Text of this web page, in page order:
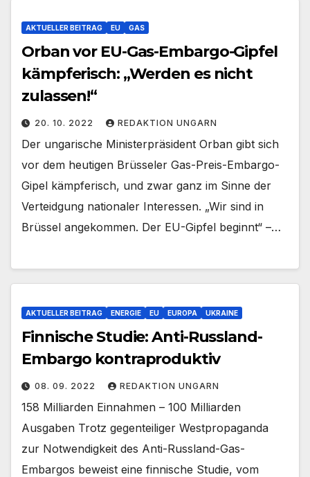
AKTUELLER BEITRAG EU GAS
Orban vor EU-Gas-Embargo-Gipfel
kämpferisch: „Werden es nicht
zulassen!“
20. 10. 2022 REDAKTION UNGARN
Der ungarische Ministerpräsident Orban gibt sich
vor dem heutigen Brüsseler Gas-Preis-Embargo-
Gipel kämpferisch, und zwar ganz im Sinne der
Verteidgung nationaler Interessen. „Wir sind in
Brüssel angekommen. Der EU-Gipfel beginnt“ –…
AKTUELLER BEITRAG ENERGIE EU EUROPA UKRAINE
Finnische Studie: Anti-Russland-
Embargo kontraproduktiv
08. 09. 2022 REDAKTION UNGARN
158 Milliarden Einnahmen – 100 Milliarden
Ausgaben Trotz gegenteiliger Westpropaganda
zur Notwendigkeit des Anti-Russland-Gas-
Embargos beweist eine finnische Studie, vom